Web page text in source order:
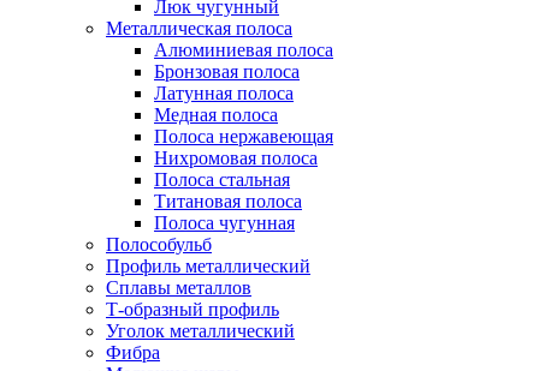
Люк чугунный
Металлическая полоса
Алюминиевая полоса
Бронзовая полоса
Латунная полоса
Медная полоса
Полоса нержавеющая
Нихромовая полоса
Полоса стальная
Титановая полоса
Полоса чугунная
Полособульб
Профиль металлический
Сплавы металлов
Т-образный профиль
Уголок металлический
Фибра